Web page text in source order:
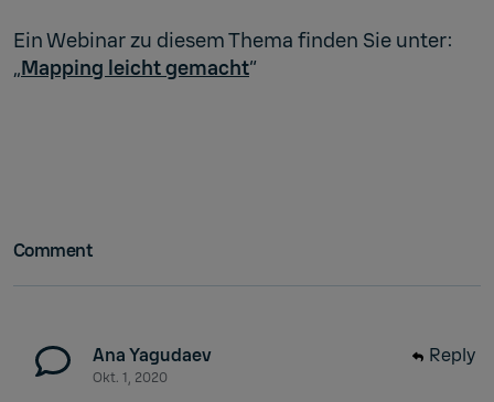
Ein Webinar zu diesem Thema finden Sie unter:
„Mapping leicht gemacht“
Comment
Ana Yagudaev
Okt. 1, 2020
Reply